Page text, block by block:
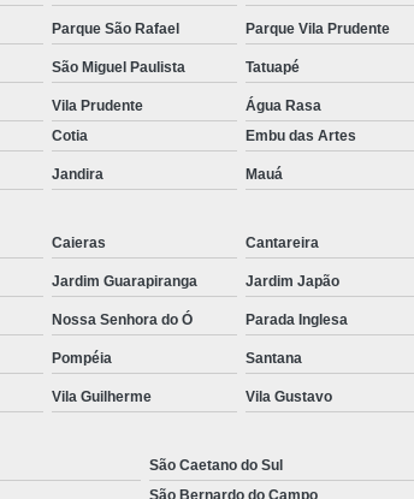
Parque São Rafael Parque Vila Prudente
São Miguel Paulista Tatuapé
Vila Prudente
Água Rasa
Cotia Embu das Artes
Jandira Mauá
Caieras Cantareira
Jardim Guarapiranga Jardim Japão
Nossa Senhora do Ó Parada Inglesa
Pompéia Santana
Vila Guilherme Vila Gustavo
São Caetano do Sul
São Bernardo do Campo